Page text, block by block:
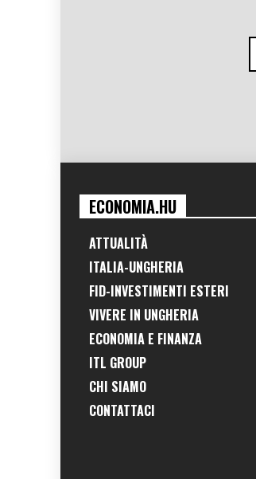
ECONOMIA.HU
ATTUALITÀ
ITALIA-UNGHERIA
FID-INVESTIMENTI ESTERI
VIVERE IN UNGHERIA
ECONOMIA E FINANZA
ITL GROUP
CHI SIAMO
CONTATTACI